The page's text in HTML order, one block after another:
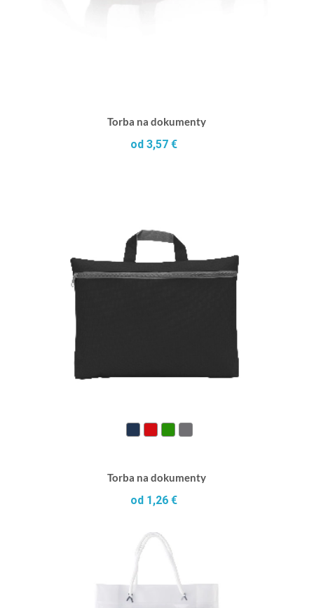
Torba na dokumenty
od 3,57 €
Torba na dokumenty
od 1,26 €